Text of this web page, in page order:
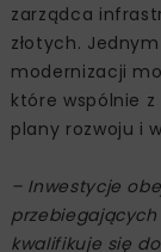
zarządca
złotych.
modernizacji
które wspólnie
plany rozwoju i
– Inwestycje
kwalifikuje się